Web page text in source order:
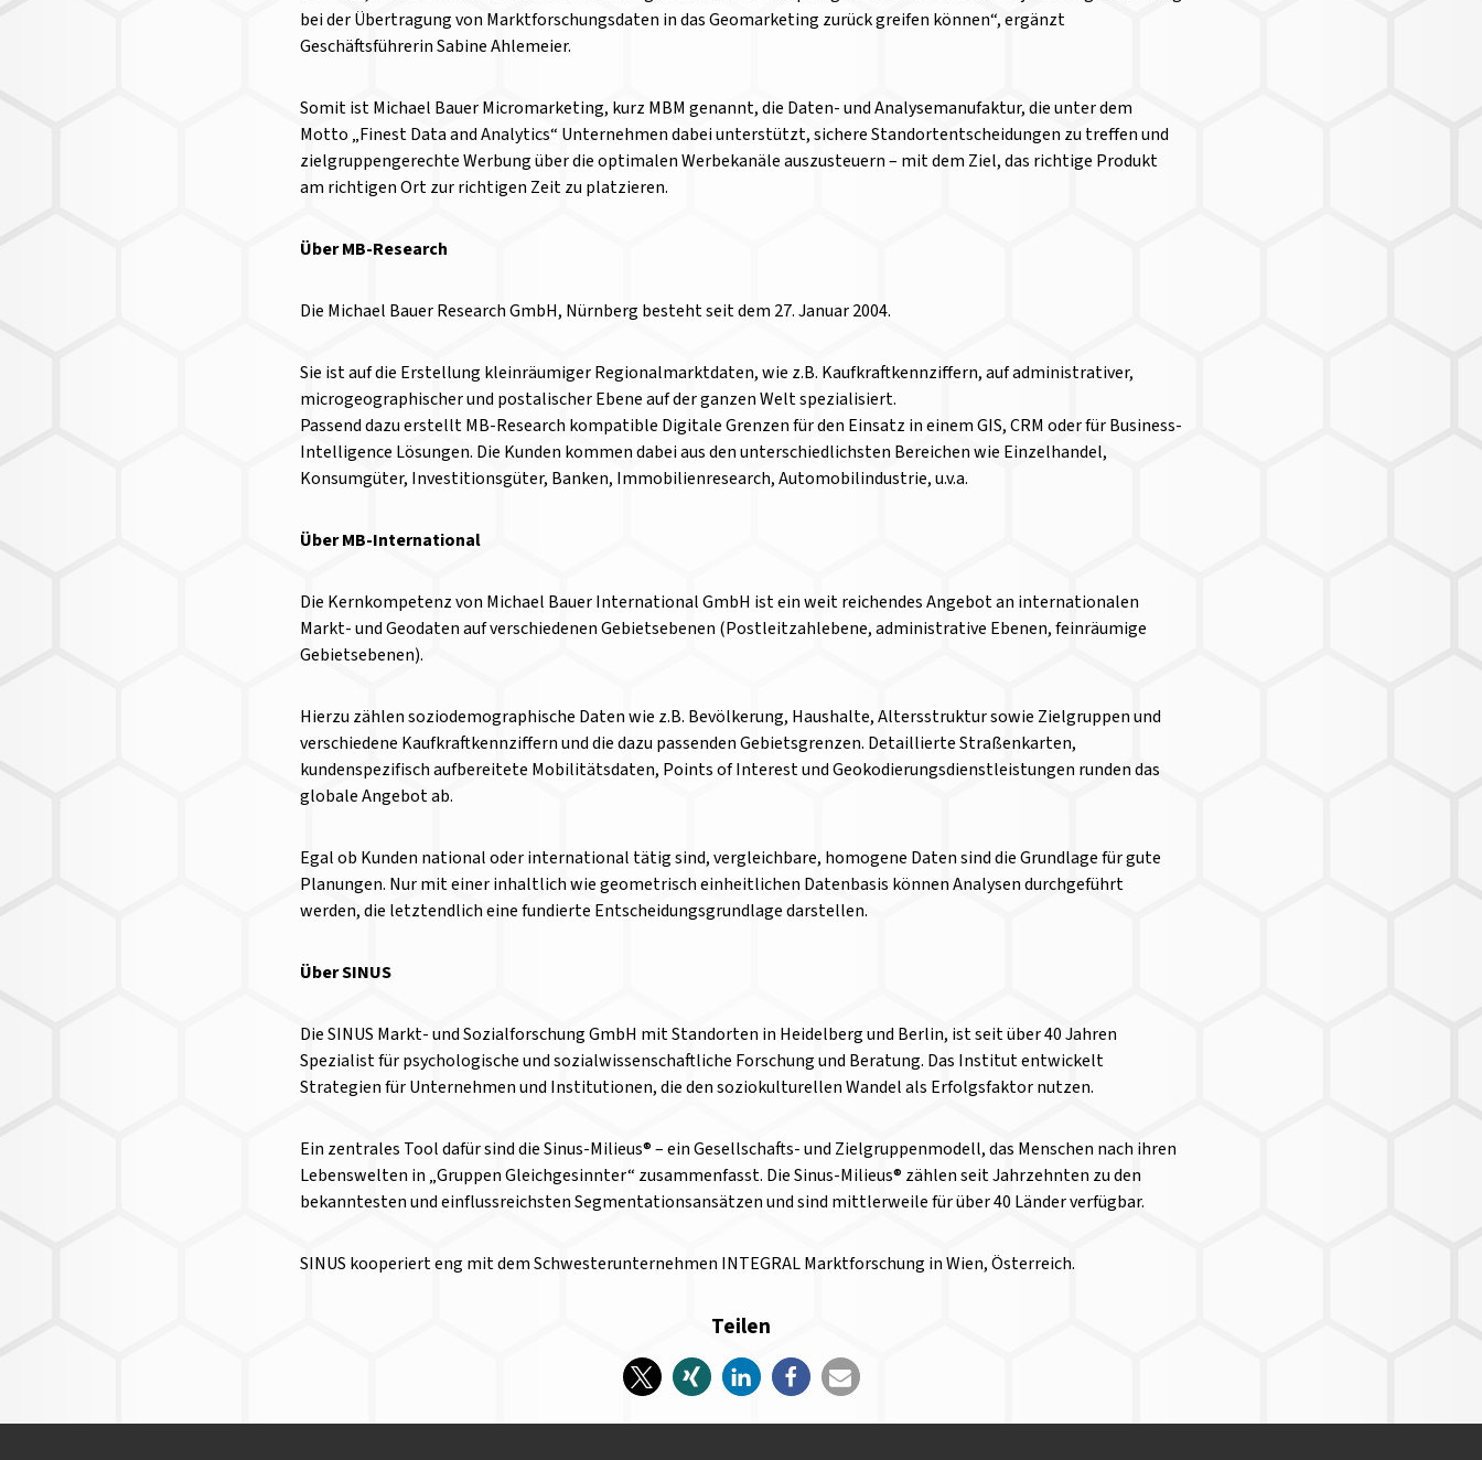
bei der Übertragung von Marktforschungsdaten in das Geomarketing zurück greifen können“, ergänzt
Geschäftsführerin Sabine Ahlemeier.
Somit ist Michael Bauer Micromarketing, kurz MBM genannt, die Daten- und Analysemanufaktur, die unter dem
Motto „Finest Data and Analytics“ Unternehmen dabei unterstützt, sichere Standortentscheidungen zu treffen und
zielgruppengerechte Werbung über die optimalen Werbekanäle auszusteuern – mit dem Ziel, das richtige Produkt
am richtigen Ort zur richtigen Zeit zu platzieren.
Über MB-Research
Die Michael Bauer Research GmbH, Nürnberg besteht seit dem 27. Januar 2004.
Sie ist auf die Erstellung kleinräumiger Regionalmarktdaten, wie z.B. Kaufkraftkennziffern, auf administrativer,
microgeographischer und postalischer Ebene auf der ganzen Welt spezialisiert.
Passend dazu erstellt MB-Research kompatible Digitale Grenzen für den Einsatz in einem GIS, CRM oder für Business-
Intelligence Lösungen. Die Kunden kommen dabei aus den unterschiedlichsten Bereichen wie Einzelhandel,
Konsumgüter, Investitionsgüter, Banken, Immobilienresearch, Automobilindustrie, u.v.a.
Über MB-International
Die Kernkompetenz von Michael Bauer International GmbH ist ein weit reichendes Angebot an internationalen
Markt- und Geodaten auf verschiedenen Gebietsebenen (Postleitzahlebene, administrative Ebenen, feinräumige
Gebietsebenen).
Hierzu zählen soziodemographische Daten wie z.B. Bevölkerung, Haushalte, Altersstruktur sowie Zielgruppen und
verschiedene Kaufkraftkennziffern und die dazu passenden Gebietsgrenzen. Detaillierte Straßenkarten,
kundenspezifisch aufbereitete Mobilitätsdaten, Points of Interest und Geokodierungsdienstleistungen runden das
globale Angebot ab.
Egal ob Kunden national oder international tätig sind, vergleichbare, homogene Daten sind die Grundlage für gute
Planungen. Nur mit einer inhaltlich wie geometrisch einheitlichen Datenbasis können Analysen durchgeführt
werden, die letztendlich eine fundierte Entscheidungsgrundlage darstellen.
Über SINUS
Die SINUS Markt- und Sozialforschung GmbH mit Standorten in Heidelberg und Berlin, ist seit über 40 Jahren
Spezialist für psychologische und sozialwissenschaftliche Forschung und Beratung. Das Institut entwickelt
Strategien für Unternehmen und Institutionen, die den soziokulturellen Wandel als Erfolgsfaktor nutzen.
Ein zentrales Tool dafür sind die Sinus-Milieus® – ein Gesellschafts- und Zielgruppenmodell, das Menschen nach ihren
Lebenswelten in „Gruppen Gleichgesinnter“ zusammenfasst. Die Sinus-Milieus® zählen seit Jahrzehnten zu den
bekanntesten und einflussreichsten Segmentationsansätzen und sind mittlerweile für über 40 Länder verfügbar.
SINUS kooperiert eng mit dem Schwesterunternehmen INTEGRAL Marktforschung in Wien, Österreich.
Teilen